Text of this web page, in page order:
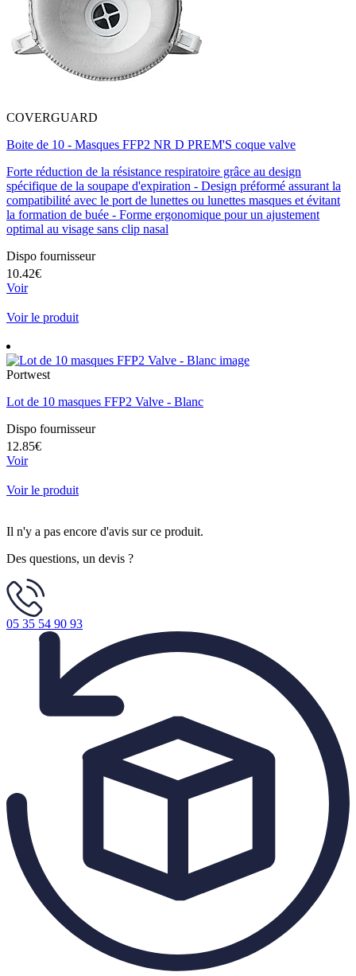
COVERGUARD
Boite de 10 - Masques FFP2 NR D PREM'S coque valve
Forte réduction de la résistance respiratoire grâce au design
spécifique de la soupape d'expiration - Design préformé assurant la
compatibilité avec le port de lunettes ou lunettes masques et évitant
la formation de buée - Forme ergonomique pour un ajustement
optimal au visage sans clip nasal
Dispo fournisseur
10.42€
Voir
Voir le produit
Portwest
Lot de 10 masques FFP2 Valve - Blanc
Dispo fournisseur
12.85€
Voir
Voir le produit
Il n'y a pas encore d'avis sur ce produit.
Des questions, un devis ?
05 35 54 90 93